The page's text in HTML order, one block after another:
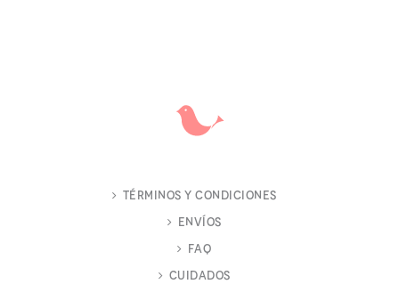
Términos y Condiciones
Envíos
FAQ
Cuidados